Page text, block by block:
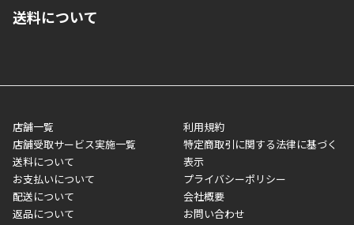
■代金引換(代引)※手数料がかかります
■商品によっては一部決済方法が使用できない場合がございま
す。
ご注文が確認出来次第、1～4営業日に発送いたします。「お取り
業日にてお引渡しとなります。(離島などの場合、例外もあります)
メーカー直送品など一部商品については、その他商品との購入に
制限がかかる場合がございます。また発送日についても、通常と
異なる場合がございます。対象商品の説明ページをご確認くださ
い。
■店舗受取をご選択いただいた場合
ご注文が確認出来次第、お受取される店舗在庫を使用してご準備
送料について
店舗一覧
店舗受取サービス実施一覧
送料について
お支払いについて
配送について
返品について
利用規約
特定商取引に関する法律に基づく
表示
プライバシーポリシー
会社概要
お問い合わせ